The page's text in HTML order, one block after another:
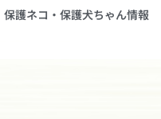
保護ネコ・保護犬ちゃん情報